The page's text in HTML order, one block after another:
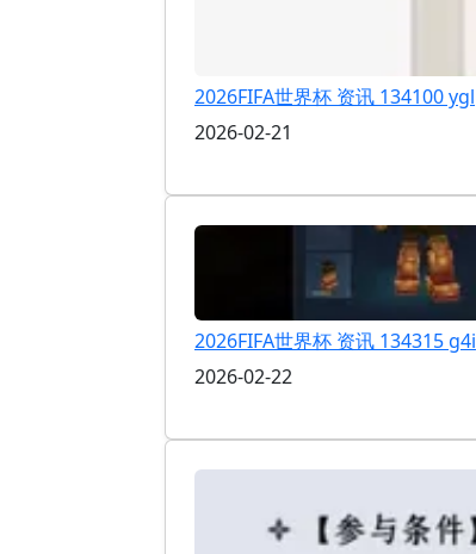
2026FIFA世界杯 资讯 134100 ygl
2026-02-21
2026FIFA世界杯 资讯 134315 g4i
2026-02-22